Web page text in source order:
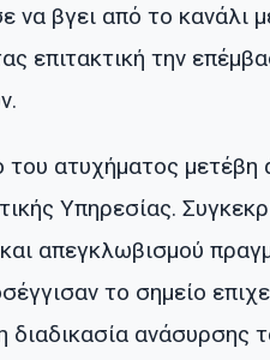
να βγει από το κανάλι
επιτακτική την
του ατυχήματος μετέβη
Υπηρεσίας.
απεγκλωβισμού
το σημείο
διαδικασία ανάσυρσης